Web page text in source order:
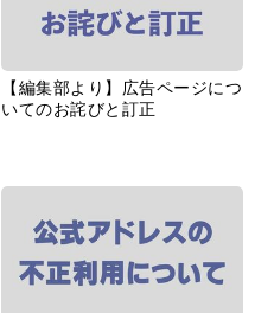
【編集部より】広告ページにつ
いてのお詫びと訂正